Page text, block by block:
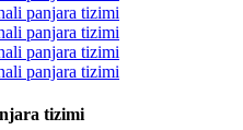
tizimi